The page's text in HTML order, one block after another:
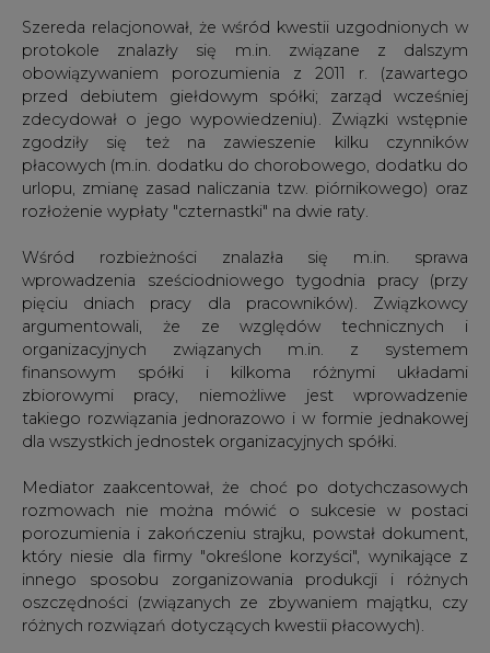
Szereda relacjonował, że wśród kwestii uzgodnionych w
protokole znalazły się m.in. związane z dalszym
obowiązywaniem porozumienia z 2011 r. (zawartego
przed debiutem giełdowym spółki; zarząd wcześniej
zdecydował o jego wypowiedzeniu). Związki wstępnie
zgodziły się też na zawieszenie kilku czynników
płacowych (m.in. dodatku do chorobowego, dodatku do
urlopu, zmianę zasad naliczania tzw. piórnikowego) oraz
rozłożenie wypłaty "czternastki" na dwie raty.
Wśród rozbieżności znalazła się m.in. sprawa
wprowadzenia sześciodniowego tygodnia pracy (przy
pięciu dniach pracy dla pracowników). Związkowcy
argumentowali, że ze względów technicznych i
organizacyjnych związanych m.in. z systemem
finansowym spółki i kilkoma różnymi układami
zbiorowymi pracy, niemożliwe jest wprowadzenie
takiego rozwiązania jednorazowo i w formie jednakowej
dla wszystkich jednostek organizacyjnych spółki.
Mediator zaakcentował, że choć po dotychczasowych
rozmowach nie można mówić o sukcesie w postaci
porozumienia i zakończeniu strajku, powstał dokument,
który niesie dla firmy "określone korzyści", wynikające z
innego sposobu zorganizowania produkcji i różnych
oszczędności (związanych ze zbywaniem majątku, czy
różnych rozwiązań dotyczących kwestii płacowych).